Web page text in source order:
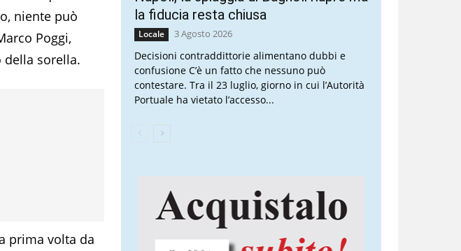
niente può
Poggi,
della sorella.
prima volta da
la fiducia resta chiusa
Locale 3 Agosto 2026
Decisioni contraddittorie alimentano dubbi e
confusione C’è un fatto che nessuno può
contestare. Tra il 23 luglio, giorno in cui l’Autorità
Portuale ha vietato l’accesso...